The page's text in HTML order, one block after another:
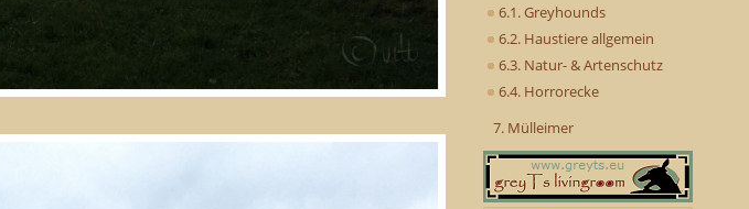
6.1. Greyhounds
6.2. Haustiere allgemein
6.3. Natur- & Artenschutz
6.4. Horrorecke
7. Mülleimer